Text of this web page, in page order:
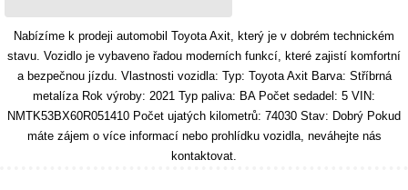
Nabízíme k prodeji automobil Toyota Axit, který je v dobrém technickém
stavu. Vozidlo je vybaveno řadou moderních funkcí, které zajistí komfortní
a bezpečnou jízdu. Vlastnosti vozidla: Typ: Toyota Axit Barva: Stříbrná
metalíza Rok výroby: 2021 Typ paliva: BA Počet sedadel: 5 VIN:
NMTK53BX60R051410 Počet ujatých kilometrů: 74030 Stav: Dobrý Pokud
máte zájem o více informací nebo prohlídku vozidla, neváhejte nás
kontaktovat.